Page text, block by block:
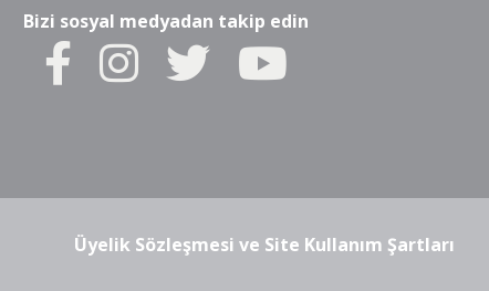
Bizi sosyal medyadan takip edin
Üyelik Sözleşmesi ve Site Kullanım Şartları